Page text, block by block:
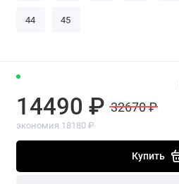
14490 ₽ 32670 ₽
экономия 18180 ₽
Купить
44 45